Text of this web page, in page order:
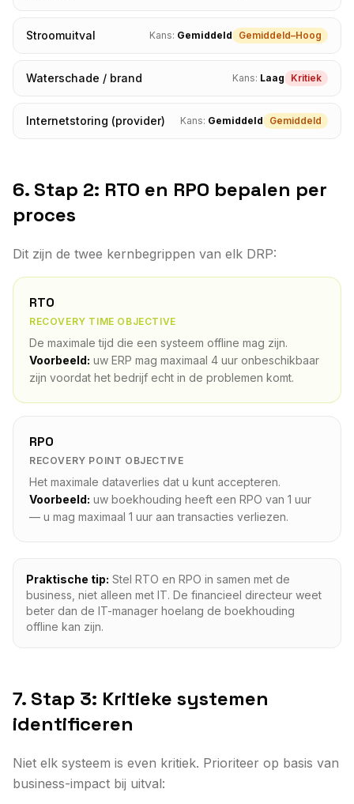
Stroomuitval Kans: Gemiddeld Gemiddeld–Hoog
Waterschade / brand Kans: Laag Kritiek
Internetstoring (provider) Kans: Gemiddeld Gemiddeld
6. Stap 2: RTO en RPO bepalen per
proces
Dit zijn de twee kernbegrippen van elk DRP:
RTO
RECOVERY TIME OBJECTIVE
De maximale tijd die een systeem offline mag zijn.
Voorbeeld: uw ERP mag maximaal 4 uur onbeschikbaar
zijn voordat het bedrijf echt in de problemen komt.
RPO
RECOVERY POINT OBJECTIVE
Het maximale dataverlies dat u kunt accepteren.
Voorbeeld: uw boekhouding heeft een RPO van 1 uur
— u mag maximaal 1 uur aan transacties verliezen.
Praktische tip: Stel RTO en RPO in samen met de
business, niet alleen met IT. De financieel directeur weet
beter dan de IT-manager hoelang de boekhouding
offline kan zijn.
7. Stap 3: Kritieke systemen
identificeren
Niet elk systeem is even kritiek. Prioriteer op basis van
business-impact bij uitval: